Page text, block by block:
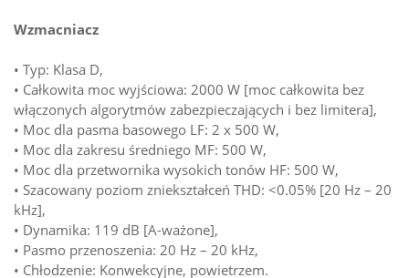
Wzmacniacz
• Typ: Klasa D,
• Całkowita moc wyjściowa: 2000 W [moc całkowita bez
włączonych algorytmów zabezpieczających i bez limitera],
• Moc dla pasma basowego LF: 2 x 500 W,
• Moc dla zakresu średniego MF: 500 W,
• Moc dla przetwornika wysokich tonów HF: 500 W,
• Szacowany poziom zniekształceń THD: <0.05% [20 Hz – 20
kHz],
• Dynamika: 119 dB [A-ważone],
• Pasmo przenoszenia: 20 Hz – 20 kHz,
• Chłodzenie: Konwekcyjne, powietrzem.